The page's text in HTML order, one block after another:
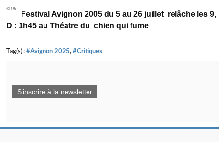
© DR
Festival Avignon 2005 du 5 au 26 juillet relâche les
D : 1h45 au Théatre du chien qui fume
Tag(s) : #Avignon 2025, #Critiques
S'inscrire à la newsletter